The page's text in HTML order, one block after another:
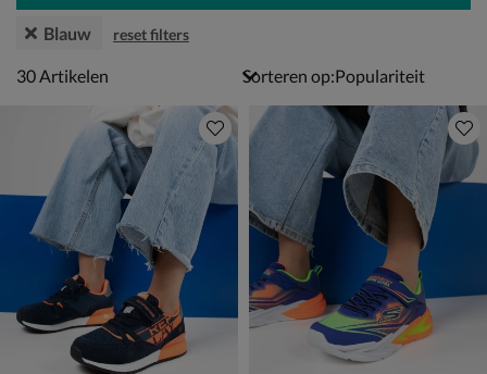
Blauw reset filters
30 artikelen
30Artikelen Sorteren op: